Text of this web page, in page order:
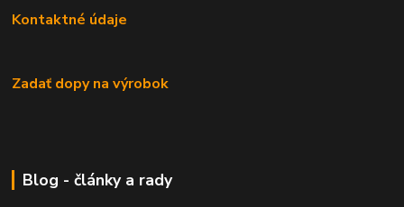
Kontaktné údaje
Zadať dopy na výrobok
Blog - články a rady